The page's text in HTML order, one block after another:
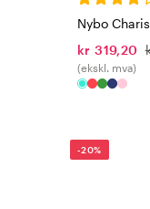
Nybo
kr 319,20
(ekskl. mva)
-20%